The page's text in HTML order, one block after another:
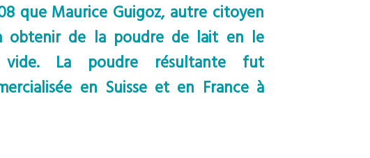
que Maurice Guigoz, autre citoyen
obtenir de la poudre de lait en le
vide. La poudre résultante fut
en Suisse et en France à